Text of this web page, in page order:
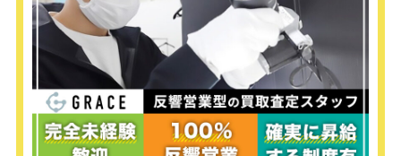
■当社で活躍する社員
前職で食品の製造職、オペレーター、
品質管理職、社内SE、店長職などを経
験された社員が在籍しています。20
代・30代の中途社員も活躍中です！
製造スタッフ初挑戦という方も、製造
方法や必要な分量など、明確なガイド
ラインに沿って製造していくので、仕